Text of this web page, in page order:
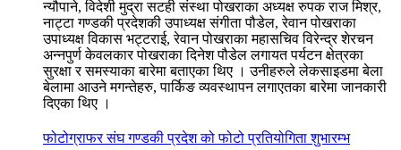
न्यौपाने, विदेशी मुद्रा सटही संस्था पोखराका अध्यक्ष रुपक राज मिश्र,
नाट्टा गण्डकी प्रदेशकी उपाध्यक्ष संगीता पौडेल, रेवान पोखराका
उपाध्यक्ष विकास भट्टराई, रेवान पोखराका महासचिव विरेन्द्र शेरचन
अन्नपुर्ण केवलकार पोखराका दिनेश पौडेल लगायत पर्यटन क्षेत्रका
सुरक्षा र समस्याका बारेमा बताएका थिए । उनीहरुले लेकसाइडमा बेला
बेलामा आउने मगन्तेहरु, पार्किङ व्यवस्थापन लगाएतका बारेमा जानकारी
दिएका थिए ।
फोटोग्राफर संघ गण्डकी प्रदेश को फोटो प्रतियोगिता शुभारम्भ